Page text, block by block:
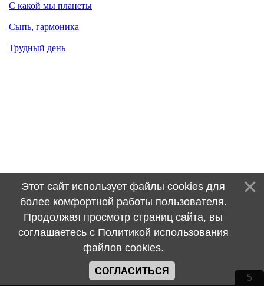
С какой мы планеты
Сыпь, гармоника
Трудный день
Этот сайт использует файлы cookies для
более комфортной работы пользователя.
Продолжая просмотр страниц сайта, вы
соглашаетесь с Политикой использования
файлов cookies.
СОГЛАСИТЬСЯ
5